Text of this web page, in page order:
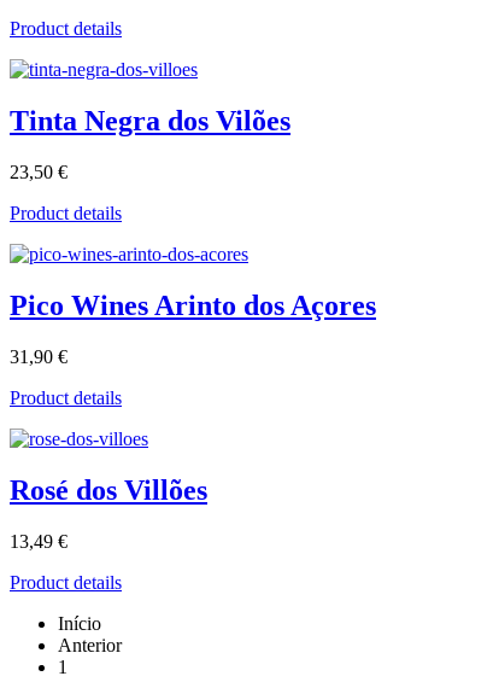
Product details
Tinta Negra dos Vilões
23,50 €
Product details
Pico Wines Arinto dos Açores
31,90 €
Product details
Rosé dos Villões
13,49 €
Product details
Início
Anterior
1